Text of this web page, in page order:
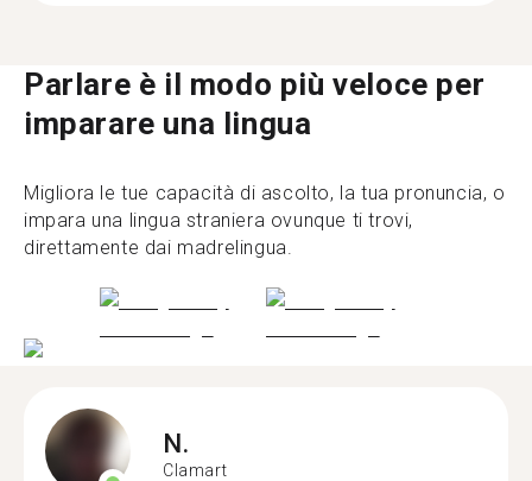
Parlare è il modo più veloce per
imparare una lingua
Migliora le tue capacità di ascolto, la tua pronuncia, o
impara una lingua straniera ovunque ti trovi,
direttamente dai madrelingua.
N.
Clamart